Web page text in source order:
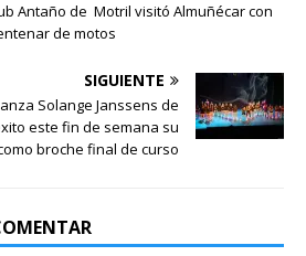
Antaño de Motril visitó Almuñécar con
de motos
SIGUIENTE
Solange Janssens de
este fin de semana su
broche final de curso